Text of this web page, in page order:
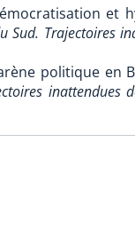
et
Sud. Trajectoires
politique en
inattendues